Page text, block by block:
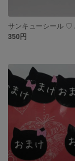
350円